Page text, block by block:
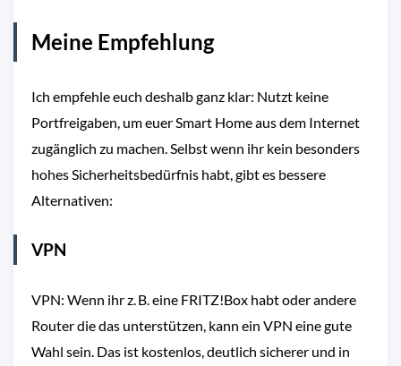
Meine Empfehlung
Ich empfehle euch deshalb ganz klar: Nutzt keine
Portfreigaben, um euer Smart Home aus dem Internet
zugänglich zu machen. Selbst wenn ihr kein besonders
hohes Sicherheitsbedürfnis habt, gibt es bessere
Alternativen:
VPN
VPN: Wenn ihr z. B. eine FRITZ!Box habt oder andere
Router die das unterstützen, kann ein VPN eine gute
Wahl sein. Das ist kostenlos, deutlich sicherer und in